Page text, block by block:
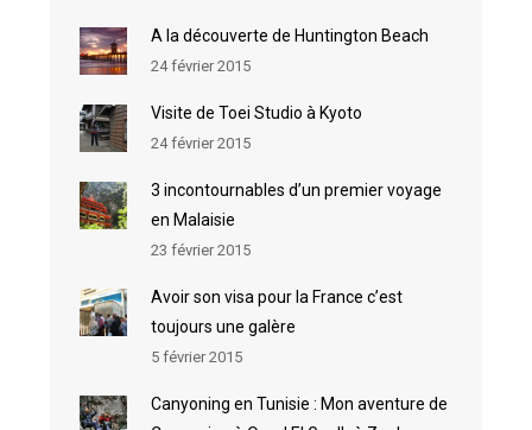
A la découverte de Huntington Beach
24 février 2015
Visite de Toei Studio à Kyoto
24 février 2015
3 incontournables d’un premier voyage
en Malaisie
23 février 2015
Avoir son visa pour la France c’est
toujours une galère
5 février 2015
Canyoning en Tunisie : Mon aventure de